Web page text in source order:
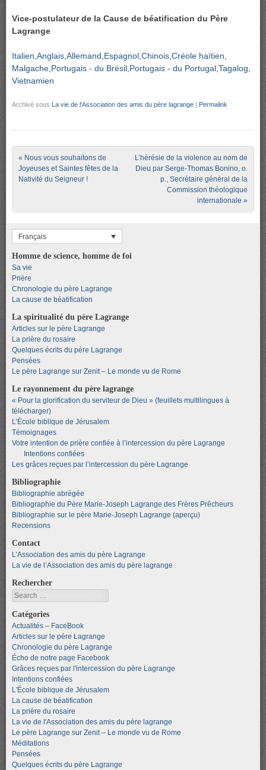
Vice-postulateur de la Cause de béatification du Père
Lagrange
Italien Anglais Allemand Espagnol Chinois Créole haïtien
Malgache Portugais - du Brésil Portugais - du Portugal Tagalog
Vietnamien
Archivé sous La vie de l'Association des amis du père lagrange | Permalink
Post navigation
« Nous vous souhaitons de
Joyeuses et Saintes fêtes de la
Nativité du Seigneur !
L’hérésie de la violence au nom de
Dieu par Serge-Thomas Bonino, o.
p., Secrétaire général de la
Commission théologique
internationale »
Français
Homme de science, homme de foi
Sa vie
Prière
Chronologie du père Lagrange
La cause de béatification
La spiritualité du père Lagrange
Articles sur le père Lagrange
La prière du rosaire
Quelques écrits du père Lagrange
Pensées
Le père Lagrange sur Zenit – Le monde vu de Rome
Le rayonnement du père lagrange
« Pour la glorification du serviteur de Dieu » (feuillets multilingues à
télécharger)
L’École biblique de Jérusalem
Témoignages
Votre intention de prière confiée à l’intercession du père Lagrange
Intentions confiées
Les grâces reçues par l’intercession du père Lagrange
Bibliographie
Bibliographie abrégée
Bibliographie du Père Marie-Joseph Lagrange des Frères Prêcheurs
Bibliographie sur le père Marie-Joseph Lagrange (aperçu)
Recensions
Contact
L’Association des amis du père Lagrange
La vie de l’Association des amis du père lagrange
Rechercher
Search
Catégories
Actualités – FaceBook
Articles sur le père Lagrange
Chronologie du père Lagrange
Écho de notre page Facebook
Grâces reçues par l'intercession du père Lagrange
Intentions confiées
L'École biblique de Jérusalem
La cause de béatification
La prière du rosaire
La vie de l'Association des amis du père lagrange
Le père Lagrange sur Zenit – Le monde vu de Rome
Méditations
Pensées
Quelques écrits du père Lagrange